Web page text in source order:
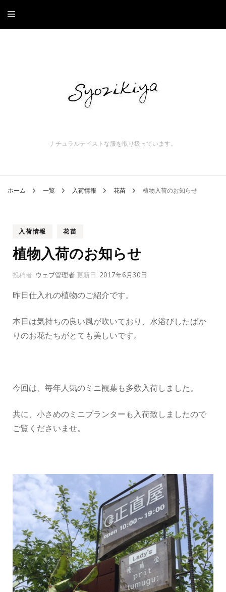
ナチュラルテイストな服を取り扱っています。
ホーム 一覧 入荷情報 花苗 植物入荷のお知らせ
入荷情報 花苗
植物入荷のお知らせ
投稿者: ウェブ管理者 更新日: 2017年6月30日
昨日仕入れの植物のご紹介です。
本日は気持ちの良い風が吹いており、水浴びしたばか
りのお花たちがとても美しいです。
今回は、毎年人気のミニ観葉も多数入荷しました。
共に、小さめのミニプランターも入荷致しましたので
ご覧くださいませ。